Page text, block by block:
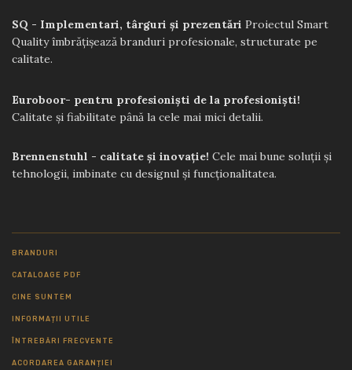
SQ - Implementari, târguri și prezentări Proiectul Smart
Quality îmbrățișează branduri profesionale, structurate pe
calitate.
Euroboor- pentru profesioniști de la profesioniști!
Calitate și fiabilitate până la cele mai mici detalii.
Brennenstuhl - calitate și inovație! Cele mai bune soluții și
tehnologii, imbinate cu designul și funcționalitatea.
BRANDURI
CATALOAGE PDF
CINE SUNTEM
INFORMAȚII UTILE
ÎNTREBĂRI FRECVENTE
ACORDAREA GARANȚIEI